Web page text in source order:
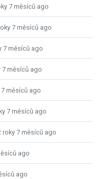
7 měsíců ago
7 měsíců ago
7 měsíců ago
7 měsíců ago
7 měsíců ago
7 měsíců ago
roky 7 měsíců ago
ago
ago